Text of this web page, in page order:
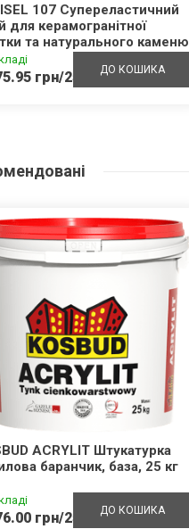
107 Супереластичний
для керамогранітної
та натурального каменю
грн/25кг ДО КОШИКА
ACRYLIT Штукатурка
баранчик, база, 25 кг
грн/25кг ДО КОШИКА